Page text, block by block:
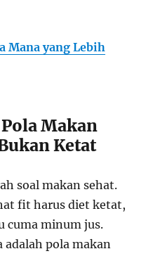
Mana yang Lebih
Makan
Ketat
soal makan sehat.
fit harus diet ketat,
cuma minum jus.
adalah pola makan